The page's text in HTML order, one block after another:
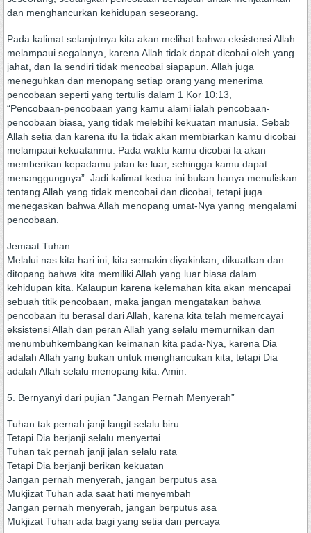
dan menghancurkan kehidupan seseorang.
Pada kalimat selanjutnya kita akan melihat bahwa eksistensi Allah
melampaui segalanya, karena Allah tidak dapat dicobai oleh yang
jahat, dan Ia sendiri tidak mencobai siapapun. Allah juga
meneguhkan dan menopang setiap orang yang menerima
pencobaan seperti yang tertulis dalam 1 Kor 10:13,
“Pencobaan-pencobaan yang kamu alami ialah pencobaan-
pencobaan biasa, yang tidak melebihi kekuatan manusia. Sebab
Allah setia dan karena itu Ia tidak akan membiarkan kamu dicobai
melampaui kekuatanmu. Pada waktu kamu dicobai Ia akan
memberikan kepadamu jalan ke luar, sehingga kamu dapat
menanggungnya”. Jadi kalimat kedua ini bukan hanya menuliskan
tentang Allah yang tidak mencobai dan dicobai, tetapi juga
menegaskan bahwa Allah menopang umat-Nya yanng mengalami
pencobaan.
Jemaat Tuhan
Melalui nas kita hari ini, kita semakin diyakinkan, dikuatkan dan
ditopang bahwa kita memiliki Allah yang luar biasa dalam
kehidupan kita. Kalaupun karena kelemahan kita akan mencapai
sebuah titik pencobaan, maka jangan mengatakan bahwa
pencobaan itu berasal dari Allah, karena kita telah memercayai
eksistensi Allah dan peran Allah yang selalu memurnikan dan
menumbuhkembangkan keimanan kita pada-Nya, karena Dia
adalah Allah yang bukan untuk menghancukan kita, tetapi Dia
adalah Allah selalu menopang kita. Amin.
5. Bernyanyi dari pujian “Jangan Pernah Menyerah”
Tuhan tak pernah janji langit selalu biru
Tetapi Dia berjanji selalu menyertai
Tuhan tak pernah janji jalan selalu rata
Tetapi Dia berjanji berikan kekuatan
Jangan pernah menyerah, jangan berputus asa
Mukjizat Tuhan ada saat hati menyembah
Jangan pernah menyerah, jangan berputus asa
Mukjizat Tuhan ada bagi yang setia dan percaya